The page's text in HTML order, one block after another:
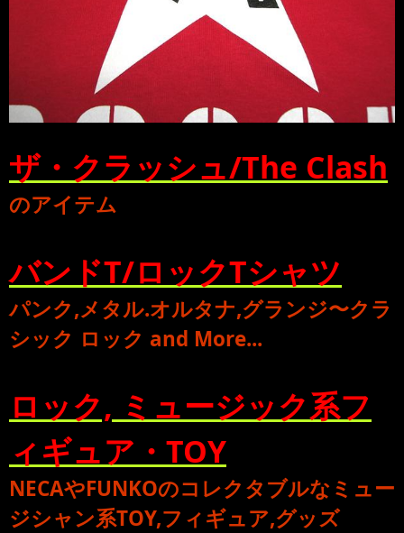
ザ・クラッシュ/The Clash
のアイテム
バンドT/ロックTシャツ
パンク,メタル.オルタナ,グランジ〜クラ
シック ロック and More...
ロック, ミュージック系フ
ィギュア・TOY
NECAやFUNKOのコレクタブルなミュー
ジシャン系TOY,フィギュア,グッズ